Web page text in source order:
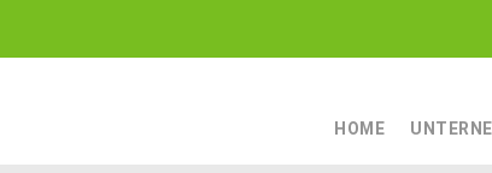
HOME